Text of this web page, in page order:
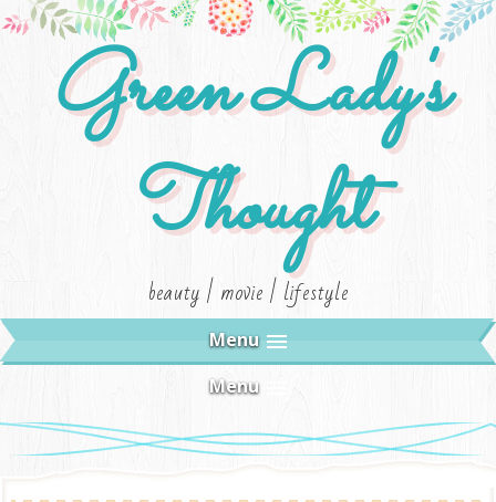
Green Lady's
Thought
beauty | movie | lifestyle
Menu
Menu